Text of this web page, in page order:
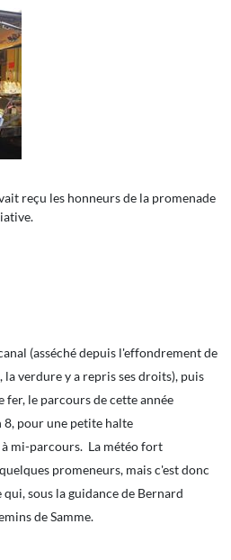
reçu les honneurs de la promenade
(asséché depuis l'effondrement de
verdure y a repris ses droits), puis
fer, le parcours de cette année
8, pour une petite halte
mi-parcours. La météo fort
promeneurs, mais c'est donc
sous la guidance de Bernard
de Samme.